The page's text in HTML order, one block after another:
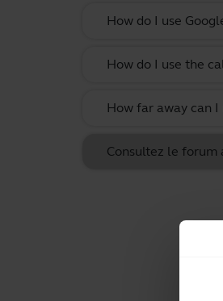
How do I use
How do I use the
How far away can
Consultez le forum